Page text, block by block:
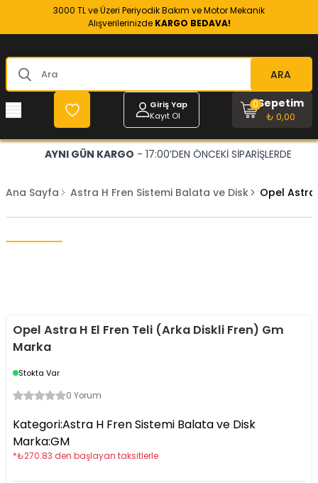
3000 TL ve Üzeri Periyodik Bakım ve Motor Mekanik
Alışverilerinizde KARGO BEDAVA!
ARA
Giriş Yap
Kayıt Ol
Sepetim
₺ 0,00
0
AYNI GÜN KARGO - 17:00’DEN ÖNCEKİ SİPARİŞLERDE
Ana Sayfa Astra H Fren Sistemi Balata ve Disk Opel Astra
Opel Astra H El Fren Teli (Arka Diskli Fren) Gm
Marka
Stokta Var
0 Yorum
Kategori:Astra H Fren Sistemi Balata ve Disk
Marka:GM
*₺270.83 den başlayan taksitlerle